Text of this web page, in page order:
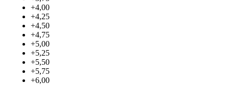
+4,00
+4,25
+4,50
+4,75
+5,00
+5,25
+5,50
+5,75
+6,00